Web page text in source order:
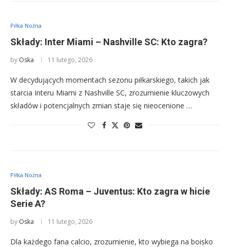
Piłka Nożna
Składy: Inter Miami – Nashville SC: Kto zagra?
by Oska 11 lutego, 2026
W decydujących momentach sezonu piłkarskiego, takich jak
starcia Interu Miami z Nashville SC, zrozumienie kluczowych
składów i potencjalnych zmian staje się nieocenione …
Piłka Nożna
Składy: AS Roma – Juventus: Kto zagra w hicie
Serie A?
by Oska 11 lutego, 2026
Dla każdego fana calcio, zrozumienie, kto wybiega na boisko